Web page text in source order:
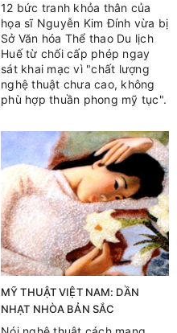
12 bức tranh khỏa thân của
họa sĩ Nguyễn Kim Đính vừa bị
Sở Văn hóa Thể thao Du lịch
Huế từ chối cấp phép ngay
sát khai mạc vì "chất lượng
nghệ thuật chưa cao, không
phù hợp thuần phong mỹ tục".
MỸ THUẬT VIỆT NAM: DẦN
NHẠT NHÒA BẢN SẮC